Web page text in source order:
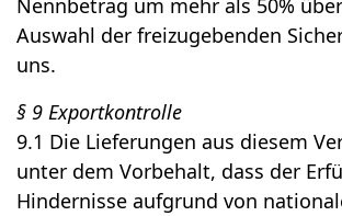
Nennbetrag um mehr als 50%
Auswahl der freizugebenden
uns.
§ 9 Exportkontrolle
9.1 Die Lieferungen aus diesem
unter dem Vorbehalt, dass der
Hindernisse aufgrund von